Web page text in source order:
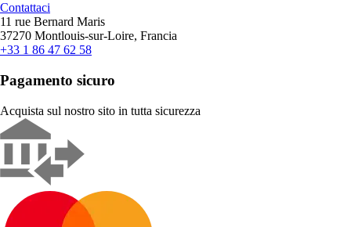
Contattaci
11 rue Bernard Maris
37270 Montlouis-sur-Loire, Francia
+33 1 86 47 62 58
Pagamento sicuro
Acquista sul nostro sito in tutta sicurezza